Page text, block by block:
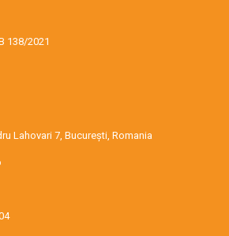
138/2021
Lahovari 7, București, Romania